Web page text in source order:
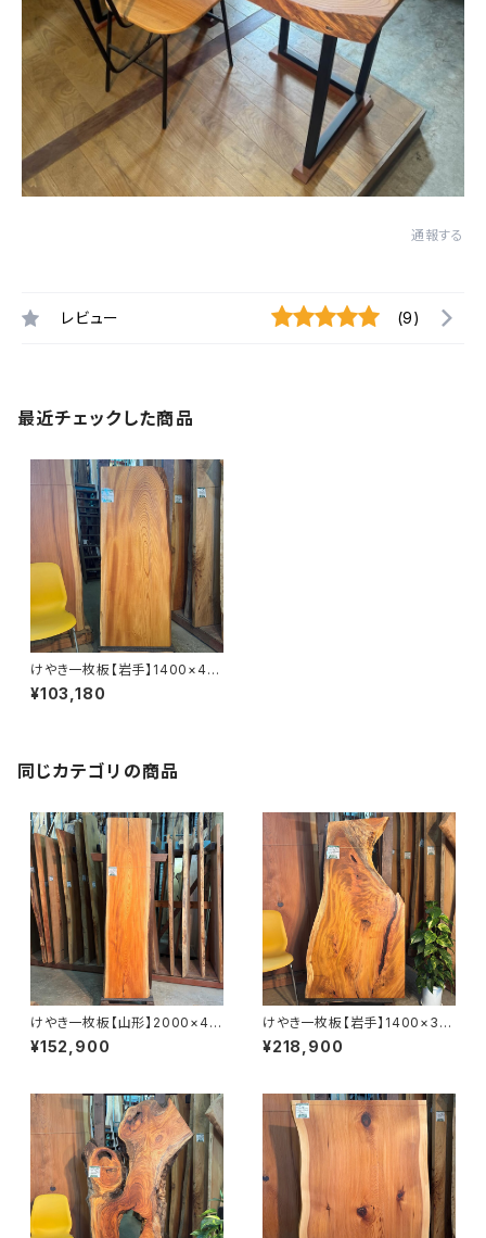
通報する
レビュー (9)
最近チェックした商品
けやき一枚板【岩手】1400×40
0~550×34㎜【オイル塗装 仕
上げ済み】
¥103,180
同じカテゴリの商品
けやき一枚板【山形】2000×44
0~480×58㎜【オイル塗装 仕
上げ済み】
¥152,900
けやき一枚板【岩手】1400×30
0~780×45㎜【オイル塗装 仕
上げ済み】
¥218,900